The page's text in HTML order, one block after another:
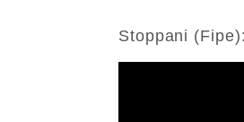
Stoppani